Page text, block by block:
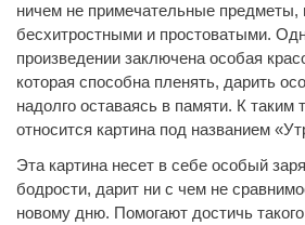
ничем не примечательные предметы,
бесхитростными и простоватыми.
произведении заключена особая
которая способна пленять, дарить
надолго оставаясь в памяти. К
относится картина под названием
Эта картина несет в себе особый
бодрости, дарит ни с чем не
новому дню. Помогают достичь